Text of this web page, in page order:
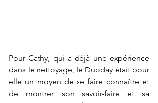
Pour Cathy, qui a déjà une expérience
dans le nettoyage, le Duoday était pour
elle un moyen de se faire connaître et
de montrer son savoir-faire et sa